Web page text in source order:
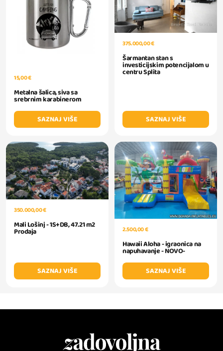
15,00 €
Metalna šalica, siva sa
srebrnim karabinerom
SAZNAJ VIŠE
375.000,00 €
Šarmantan stan s
investicijskim potencijalom u
centru Splita
SAZNAJ VIŠE
350.000,00 €
Mali Lošinj - 1S+DB, 47.21 m2
Prodaja
SAZNAJ VIŠE
2.500,00 €
Hawaii Aloha - igraonica na
napuhavanje - NOVO-
SAZNAJ VIŠE